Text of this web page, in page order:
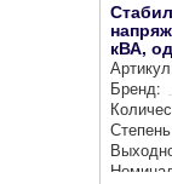
кВА,
Бренд: